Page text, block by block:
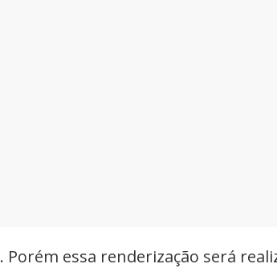
essa renderização será